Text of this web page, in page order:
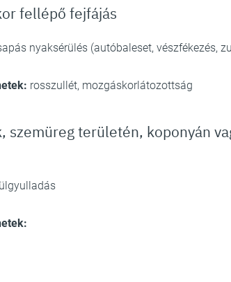
fellépő fejfájás
nyaksérülés (autóbaleset, vészfékezés,
rosszullét, mozgáskorlátozottság
szemüreg területén, koponyán